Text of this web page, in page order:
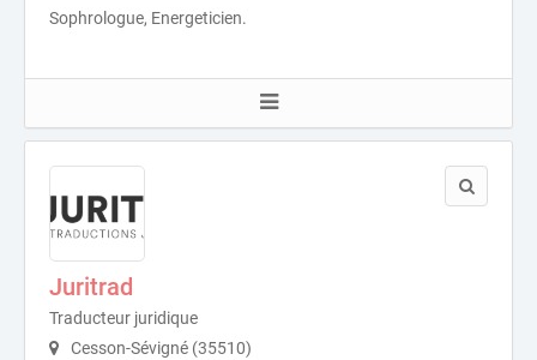
Sophrologue, Energeticien.
Juritrad
Traducteur juridique
Cesson-Sévigné (35510)